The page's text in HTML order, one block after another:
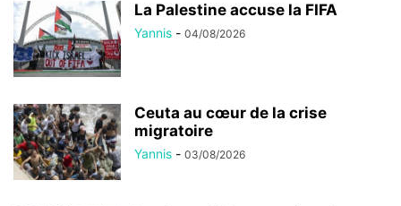
La Palestine accuse la FIFA
Yannis - 04/08/2026
Ceuta au cœur de la crise
migratoire
Yannis - 03/08/2026